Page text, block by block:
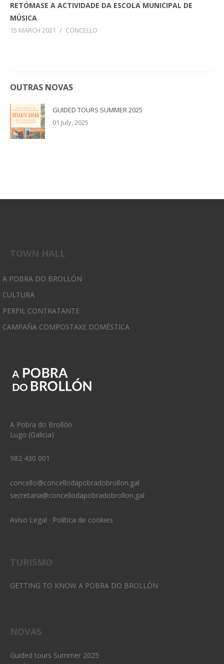
RETÓMASE A ACTIVIDADE DA ESCOLA MUNICIPAL DE
MÚSICA
15 MARCH 2021 / CONCELLO
OUTRAS NOVAS
GUIDED TOURS SUMMER 2025
01 July, 2025
TOWN HALL
A POBRA DO BROLLÓN
CULTURA
PERFIL CONTRATANTE
CAMPAÑA COMPOSTAXE DOMÉSTICA
A Pobra do Brollón
Lugo (Galicia)
982 430 001
concello@concellodapobradobrollon.gal
secretaria@concellodapobradobrollon.gal
Aviso Legal · Política de cookies
TURISMO
GETTING TO KNOW A POBRA DO BROLLÓN
NOVAS
Guided tours Summer 2025